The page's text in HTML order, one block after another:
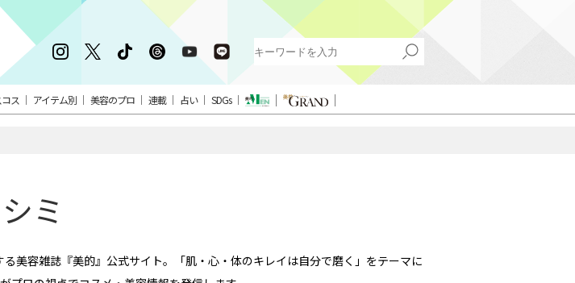
ス アイテム別 美容のプロ 連載 占い SDGs
シミ
美容雑誌『美的』公式サイト。「肌・心・体のキレイは自分で磨く」をテーマに